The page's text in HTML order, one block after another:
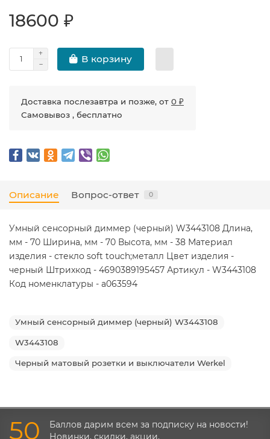
18600 ₽
В корзину
Доставка послезавтра и позже, от 0 ₽
Самовывоз , бесплатно
Описание Вопрос-ответ 0
Умный сенсорный диммер (черный) W3443108 Длина,
мм - 70 Ширина, мм - 70 Высота, мм - 38 Материал
изделия - стекло soft touch;металл Цвет изделия -
черный Штрихкод - 4690389195457 Артикул - W3443108
Код номенклатуры - a063594
Умный сенсорный диммер (черный) W3443108
W3443108
Черный матовый розетки и выключатели Werkel
50
Баллов дарим всем за подписку на новости!
Новинки, скидки, акции.